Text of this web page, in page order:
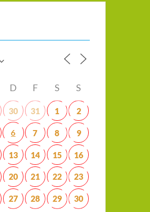
D F S S
30 31 1 2
6 7 8 9
13 14 15 16
20 21 22 23
27 28 29 30